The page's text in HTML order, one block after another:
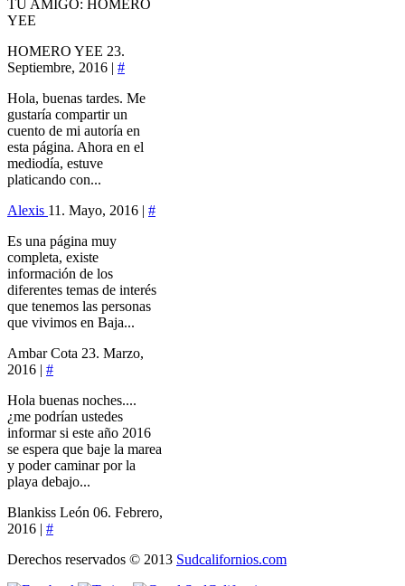
TU AMIGO: HOMERO
YEE
HOMERO YEE 23.
Septiembre, 2016 | #
Hola, buenas tardes. Me
gustaría compartir un
cuento de mi autoría en
esta página. Ahora en el
mediodía, estuve
platicando con...
Alexis 11. Mayo, 2016 | #
Es una página muy
completa, existe
información de los
diferentes temas de interés
que tenemos las personas
que vivimos en Baja...
Ambar Cota 23. Marzo,
2016 | #
Hola buenas noches....
¿me podrían ustedes
informar si este año 2016
se espera que baje la marea
y poder caminar por la
playa debajo...
Blankiss León 06. Febrero,
2016 | #
Derechos reservados © 2013 Sudcalifornios.com